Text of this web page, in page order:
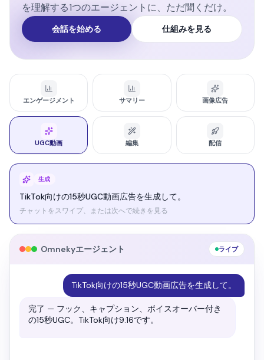
を理解する1つのエージェントに、ただ聞くだけ。
会話を始める 仕組みを見る
エンゲージメント サマリー 画像広告
UGC動画 編集 配信
編集
この広告をもっとムーディーでシネマティックにして。
チャットをスワイプ、または次へで続きを見る
Omnekyエージェント ライブ
この広告をもっとムーディーでシネマティックに
して。
暖かいコントラスト、柔らかい光、シネマティックな